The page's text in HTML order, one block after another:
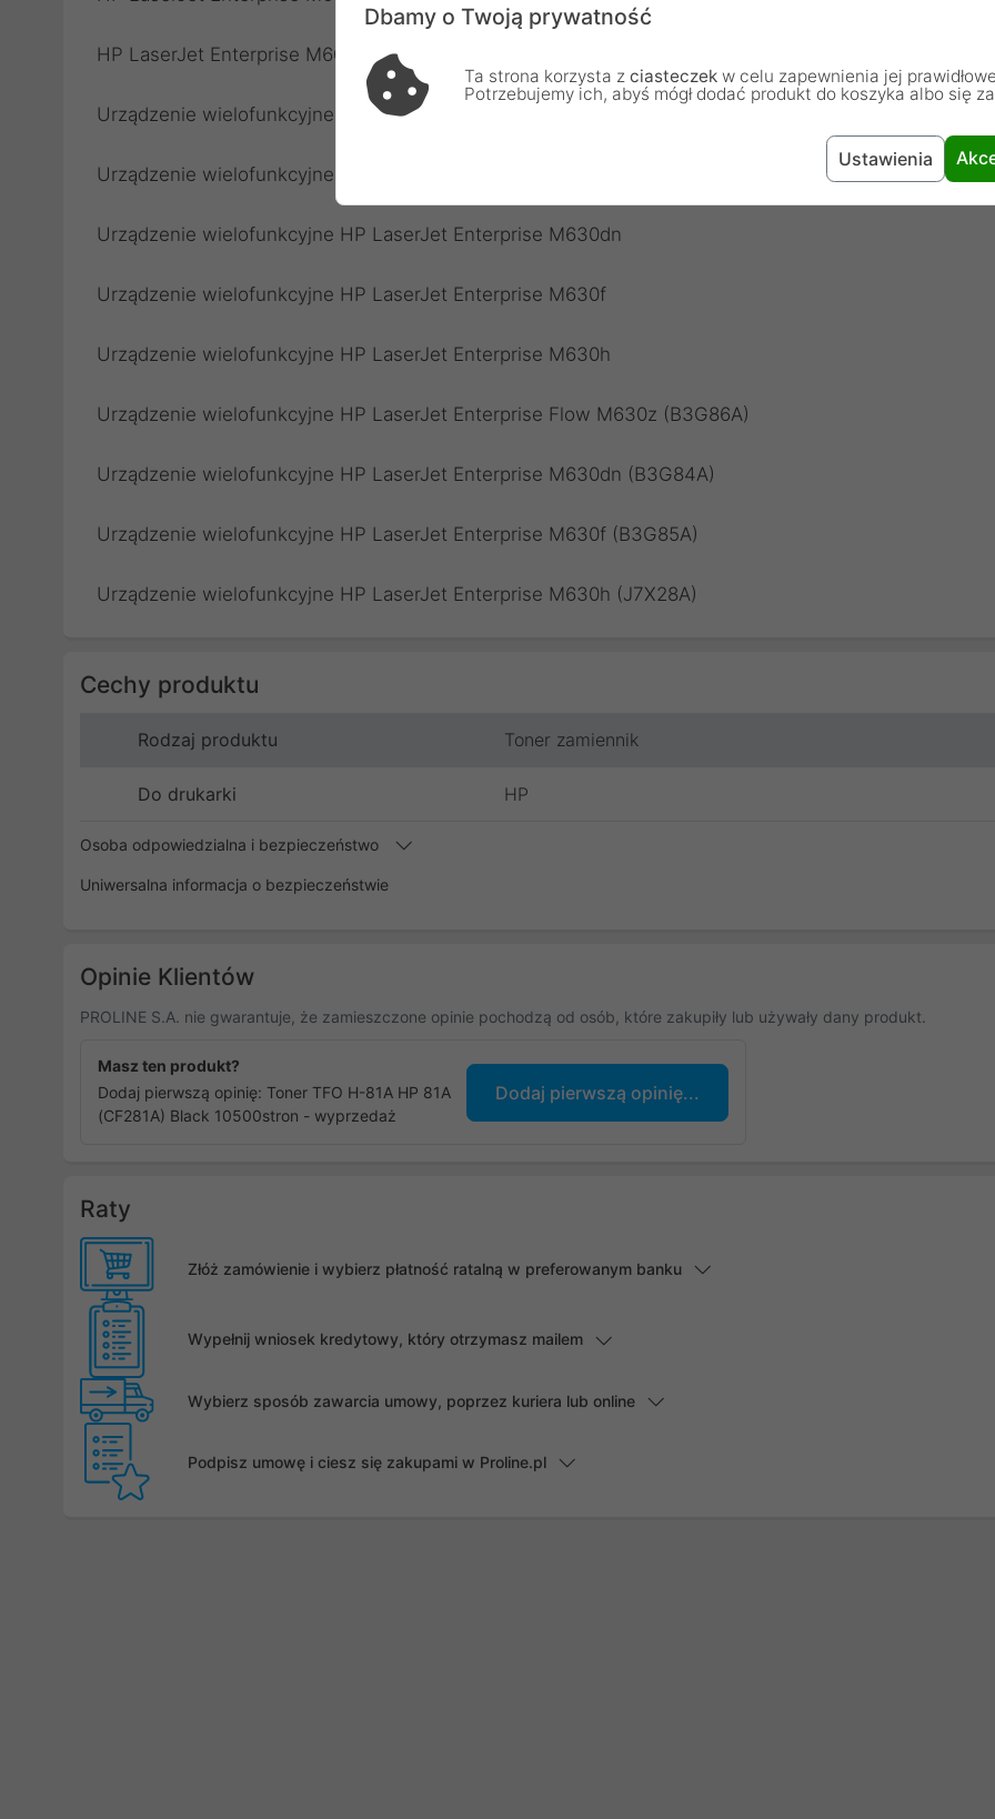
HP LaserJet Enterprise M606x (E6B73A)
Urządzenie wielofunkcyjne HP LaserJet Enterprise Flow M630h (P7Z47A)
Urządzenie wielofunkcyjne HP LaserJet Enterprise Flow M630z
Urządzenie wielofunkcyjne HP LaserJet Enterprise M630dn
Urządzenie wielofunkcyjne HP LaserJet Enterprise M630f
Urządzenie wielofunkcyjne HP LaserJet Enterprise M630h
Urządzenie wielofunkcyjne HP LaserJet Enterprise Flow M630z (B3G86A)
Urządzenie wielofunkcyjne HP LaserJet Enterprise M630dn (B3G84A)
Urządzenie wielofunkcyjne HP LaserJet Enterprise M630f (B3G85A)
Urządzenie wielofunkcyjne HP LaserJet Enterprise M630h (J7X28A)
Cechy produktu
Rodzaj produktu Toner zamiennik
Do drukarki HP
Osoba odpowiedzialna i bezpieczeństwo
Uniwersalna informacja o bezpieczeństwie
Opinie Klientów
PROLINE S.A. nie gwarantuje, że zamieszczone opinie pochodzą od osób, które zakupiły lub używały dany produkt.
Masz ten produkt?
Dodaj pierwszą opinię: Toner TFO H-81A HP 81A
(CF281A) Black 10500stron - wyprzedaż
Dodaj pierwszą opinię...
Raty
Złóż zamówienie i wybierz płatność ratalną w preferowanym banku
Wypełnij wniosek kredytowy, który otrzymasz mailem
Wybierz sposób zawarcia umowy, poprzez kuriera lub online
Podpisz umowę i ciesz się zakupami w Proline.pl
Dbamy o Twoją prywatność
Ta strona korzysta z ciasteczek w celu zapewnienia jej
Potrzebujemy ich, abyś mógł dodać produkt do koszyka albo się
Ustawienia